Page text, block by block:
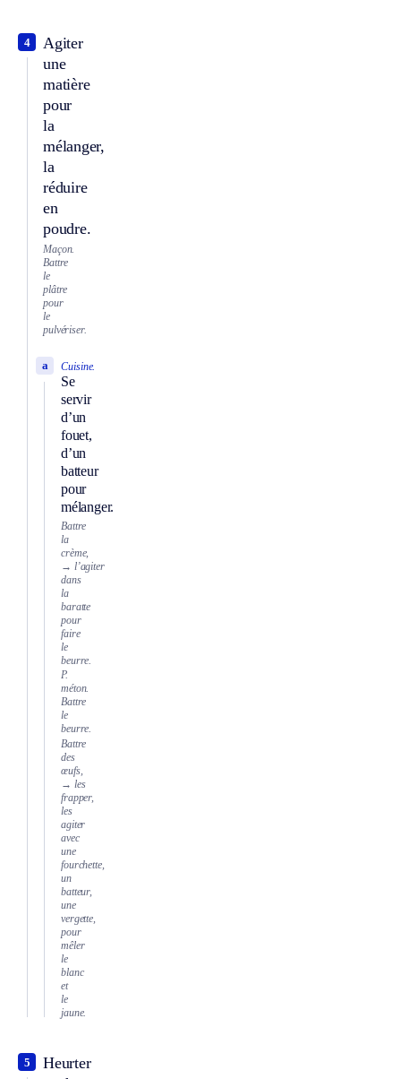
Agiter
une
matière
pour
la
mélanger,
la
réduire
en
poudre.
4
Maçon.
Battre
le
plâtre
pour
le
pulvériser.
Cuisine.
Se
servir
d’un
fouet,
d’un
batteur
pour
mélanger.
a
Battre
la
crème,
→ l’agiter
dans
la
baratte
pour
faire
le
beurre.
P.
méton.
Battre
le
beurre.
Battre
des
œufs,
→ les
frapper,
les
agiter
avec
une
fourchette,
un
batteur,
une
vergette,
pour
mêler
le
blanc
et
le
jaune.
Heurter
5